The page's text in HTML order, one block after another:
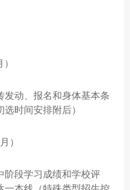
动、报名和身体基本条
时间安排附后）
）
段学习成绩和学校评